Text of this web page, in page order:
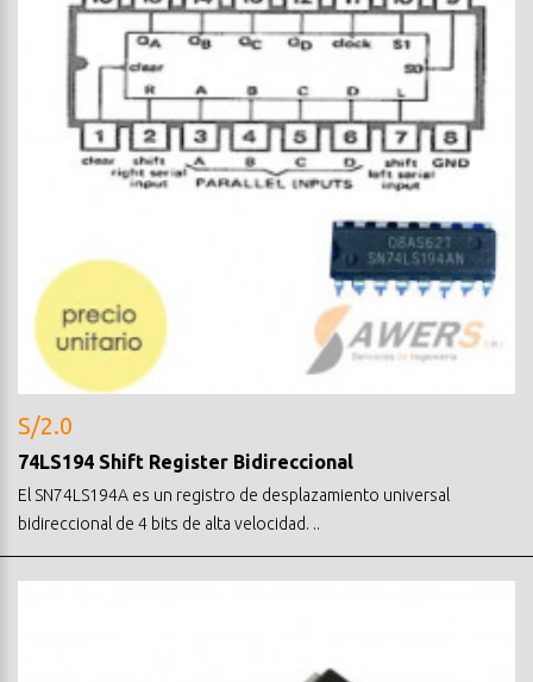
S/2.0
74LS194 Shift Register Bidireccional
El SN74LS194A es un registro de desplazamiento universal
bidireccional de 4 bits de alta velocidad. ..